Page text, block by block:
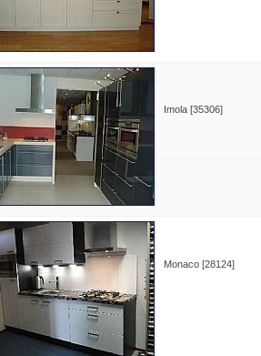
Imola [35306]
Monaco [28124]